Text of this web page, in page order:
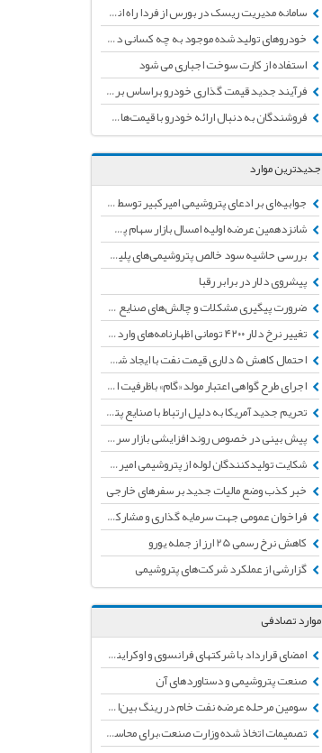
سامانه مدیریت ریسک در بورس از فردا راه اندازی می شود
خودروهای تولید شده موجود به چه کسانی داده می شود؟
استفاده از کارت سوخت اجباری می شود
فرآیند جدید قیمت گذاری خودرو براساس برنامه سازمان حمایت و ستاد تنظیم بازار
فروشندگان به دنبال ارائه خودرو با قیمت‌های نجومی در بازار
جدیدترین موارد
جوابیه‌ای بر ادعای پتروشیمی امیرکبیر توسط انجمن تولید کنندگان لوله و اتصالات پلی‌اتیلن
شانزدهمین عرضه اولیه امسال بازار سهام پس از چند ماه توقف
بررسی حاشیه سود خالص پتروشیمی‌های پلیمرساز + جدول
پیشروی دلار در برابر رقبا
ضرورت پیگیری مشکلات و چالش‌های صنایع پایین دستی پتروشیمی
تغییر نرخ دلار ۴۲۰۰ تومانی اظهارنامه‌های وارداتی به دلار نیمایی
احتمال کاهش 5 دلاری قیمت نفت با ایجاد شوک شیوع ویروس مرگبار کرونا
اجرای طرح گواهی اعتبار مولد «گام» باظرفیت اولیه50 هزار میلیاردتومان تأمین اعتبار شد
تحریم جدید آمریکا به دلیل ارتباط با صنایع پتروشیمی ایران
پیش بینی در خصوص روند افزایشی بازار سرمایه طی ماه‌های آتی
شکایت تولیدکنندگان لوله از پتروشیمی امیرکبیر به دلیل مشکلات کیفی و نداشتن تائیدیه
خبر کذب وضع مالیات جدید بر سفرهای خارجی
فراخوان عمومی جهت سرمایه گذاری و مشارکت در طرح "متانول به پروپیلن(MTP)"
کاهش نرخ رسمی 25 ارز از جمله یورو
گزارشی از عملکرد شرکت‌های پتروشیمی
موارد تصادفی
امضای قرارداد با شرکتهای فرانسوی و اوکراینی در صنعت پتروشیمی
صنعت پتروشیمی و دستاوردهای آن
سومین مرحله عرضه نفت خام در رینگ بین‌الملل بورس انرژی ایران
تصمیمات اتخاذ شده وزارت صنعت،برای محاسبه نرخ خوراک شرکت های پتروشیمی